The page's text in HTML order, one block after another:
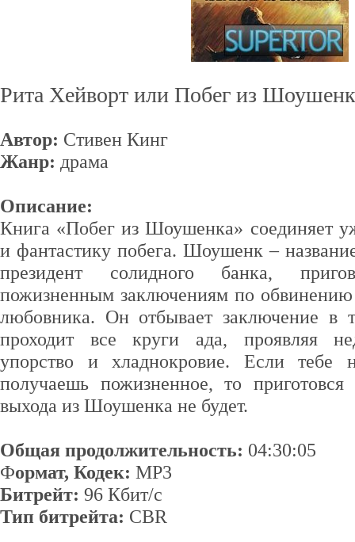
Рита Хейворт или Побег из
Автор: Стивен Кинг
Жанр: драма
Описание:
Книга «Побег из Шоушенка» соединяет
и фантастику побега. Шоушенк –
президент солидного банка,
пожизненным заключениям по
любовника. Он отбывает заключение в
проходит все круги ада, проявляя
упорство и хладнокровие. Если
получаешь пожизненное, то
выхода из Шоушенка не будет.
Общая продолжительность: 04:30:05
Формат, Кодек: MP3
Битрейт: 96 Кбит/с
Тип битрейта: CBR